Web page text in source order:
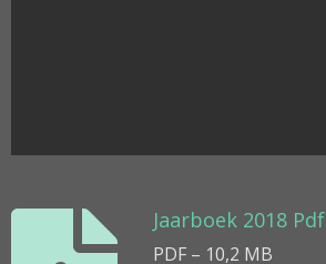
Jaarboek 2018 Pdf
PDF – 10,2 MB